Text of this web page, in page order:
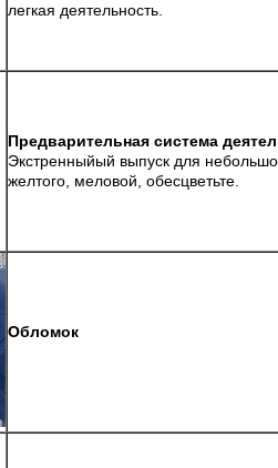
легкая деятельность.
Предварительная система
Экстренныйый выпуск для
желтого, меловой, обесцветьте.
Обломок